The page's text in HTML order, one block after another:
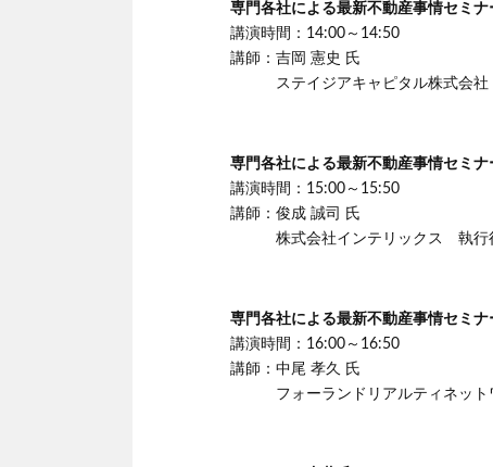
専門各社による最新不動産事情セミ
講演時間：14:00～14:50
講師：吉岡 憲史 氏
ステイジアキャピタル株式会社
専門各社による最新不動産事情セミ
講演時間：15:00～15:50
講師：俊成 誠司 氏
株式会社インテリックス 執行
専門各社による最新不動産事情セミ
講演時間：16:00～16:50
講師：中尾 孝久 氏
フォーランドリアルティネット